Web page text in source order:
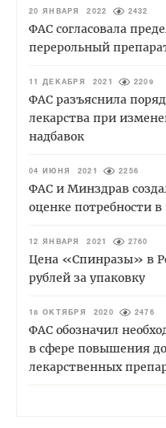
20 ЯНВАРЯ 2022 2432
ФАС согласовала
перерольный
11 ДЕКАБРЯ 2021 2209
ФАС разъяснила
лекарства при
надбавок
04 ИЮНЯ 2021 2256
ФАС и Минздрав
оценке потребности в
12 ЯНВАРЯ 2021 2760
Цена «Спинразы» в
рублей за упаковку
18 ОКТЯБРЯ 2020 2476
ФАС обозначил
в сфере повышения
лекарственных